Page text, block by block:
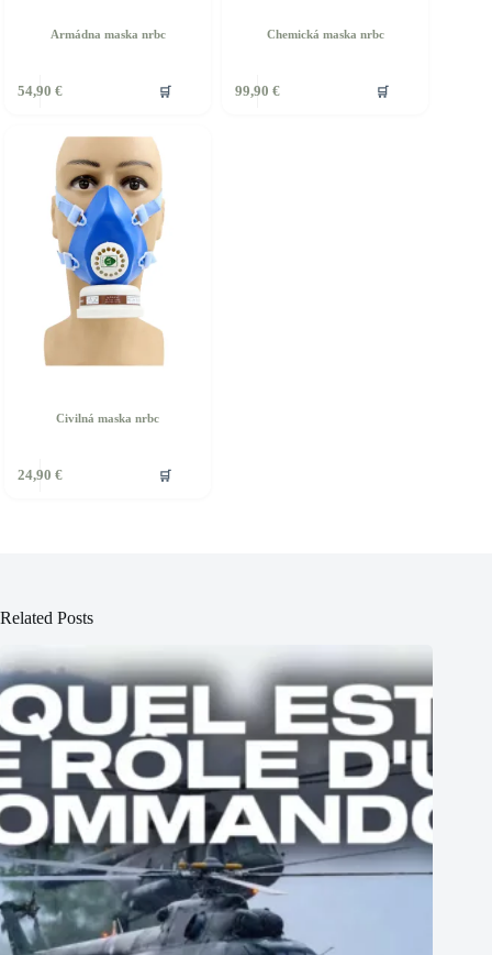
Armádna maska nrbc
54,90 € 🛒
Chemická maska nrbc
99,90 € 🛒
Civilná maska nrbc
24,90 € 🛒
Related Posts